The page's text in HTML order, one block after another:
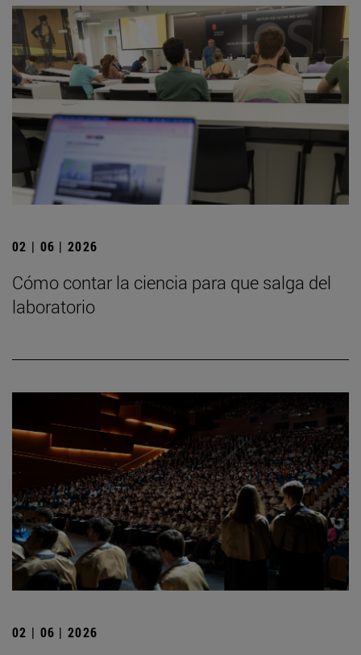
02 | 06 | 2026
Cómo contar la ciencia para que salga del
laboratorio
02 | 06 | 2026